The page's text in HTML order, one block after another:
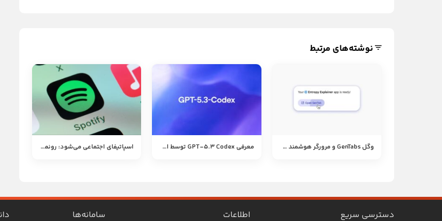
نوشته‌های مرتبط
وگل GenTabs و مرورگر هوشمند Disco را معرفی کرد معرفی GPT-5.3 Codex توسط OpenAI اسپاتیفای اجتماعی می‌شود: رونمایی از قابلیت چت گروهی
دسترسی سریع اطلاعات سامانه‌ها